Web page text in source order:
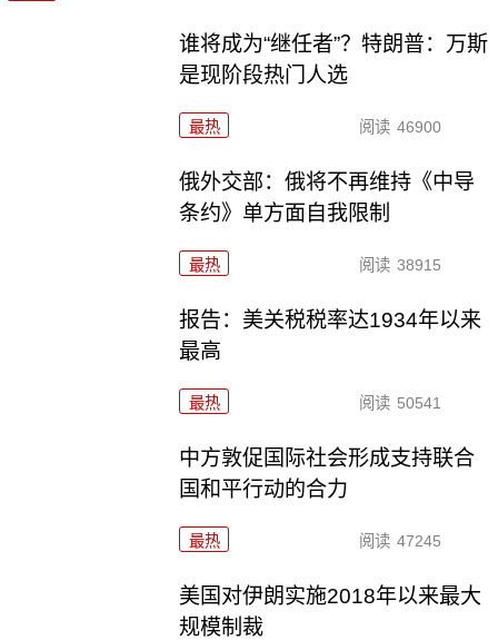
谁将成为“继任者”？特朗普：万斯
是现阶段热门人选
最热 阅读 46900
俄外交部：俄将不再维持《中导
条约》单方面自我限制
最热 阅读 38915
报告：美关税税率达1934年以来
最高
最热 阅读 50541
中方敦促国际社会形成支持联合
国和平行动的合力
最热 阅读 47245
美国对伊朗实施2018年以来最大
规模制裁